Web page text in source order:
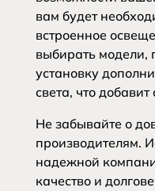
вам будет
встроенное
выбирать
установку
света, что
Не забывайте о
производителям.
надежной
качество и